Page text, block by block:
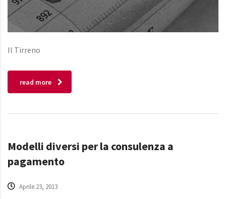
Il Tirreno
read more
Modelli diversi per la consulenza a
pagamento
Aprile 23, 2013